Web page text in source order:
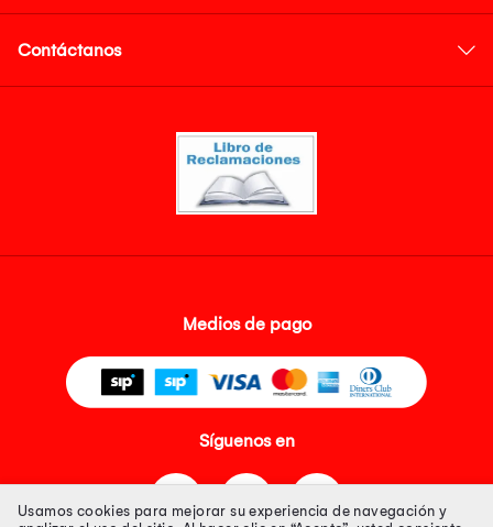
Contáctanos
Medios de pago
Síguenos en
Usamos cookies para mejorar su experiencia de navegación y